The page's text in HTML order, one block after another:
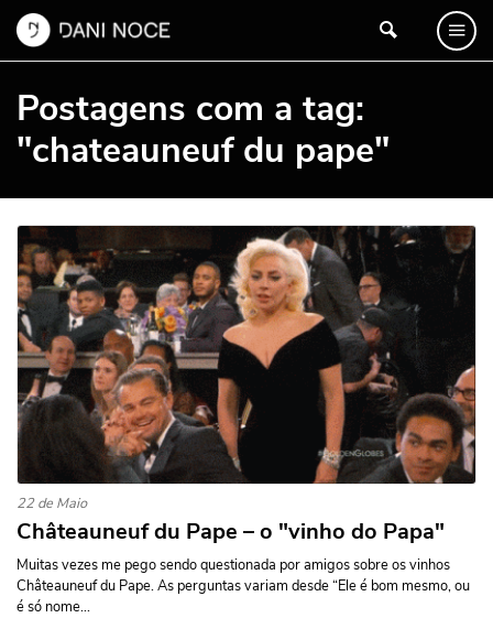
Postagens com a tag:
"chateauneuf du pape"
22 de Maio
Châteauneuf du Pape – o "vinho do Papa"
Muitas vezes me pego sendo questionada por amigos sobre os vinhos
Châteauneuf du Pape. As perguntas variam desde “Ele é bom mesmo, ou
é só nome...